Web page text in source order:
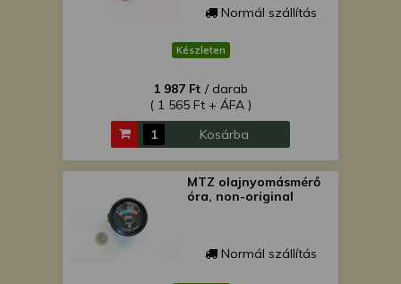
Normál szállítás
Készleten
1 987 Ft / darab
( 1 565 Ft + ÁFA )
Kosárba
MTZ olajnyomásmérő
óra, non-original
Normál szállítás